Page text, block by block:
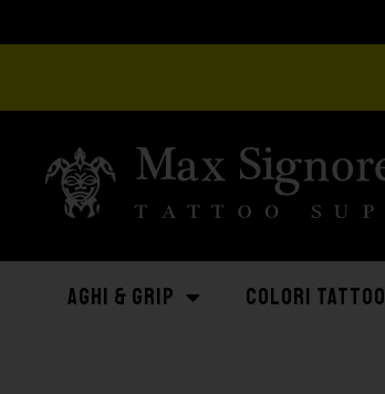
AGHI & GRIP COLORI TATTOO